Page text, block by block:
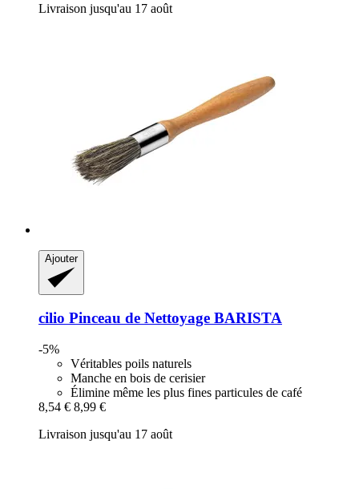
Livraison jusqu'au 17 août
Ajouter
cilio Pinceau de Nettoyage BARISTA
-5%
Véritables poils naturels
Manche en bois de cerisier
Élimine même les plus fines particules de café
8,54 € 8,99 €
Livraison jusqu'au 17 août